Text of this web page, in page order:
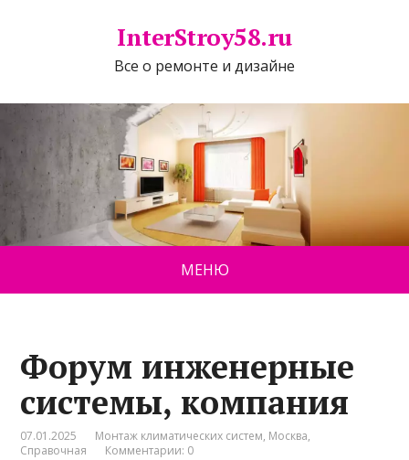
InterStroy58.ru
Все о ремонте и дизайне
МЕНЮ
Форум инженерные
системы, компания
07.01.2025 Монтаж климатических систем, Москва,
Справочная
Комментарии: 0